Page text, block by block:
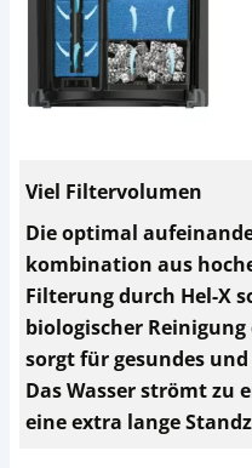
Viel Filtervolumen
Die optimal
kombination aus
Filterung durch Hel-X
biologischer
sorgt für gesundes
Das Wasser strömt zu
eine extra lange